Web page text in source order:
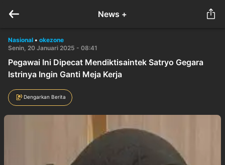
News +
Nasional • okezone
Senin, 20 Januari 2025 - 08:41
Pegawai Ini Dipecat Mendiktisaintek Satryo Gegara
Istrinya Ingin Ganti Meja Kerja
Dengarkan Berita